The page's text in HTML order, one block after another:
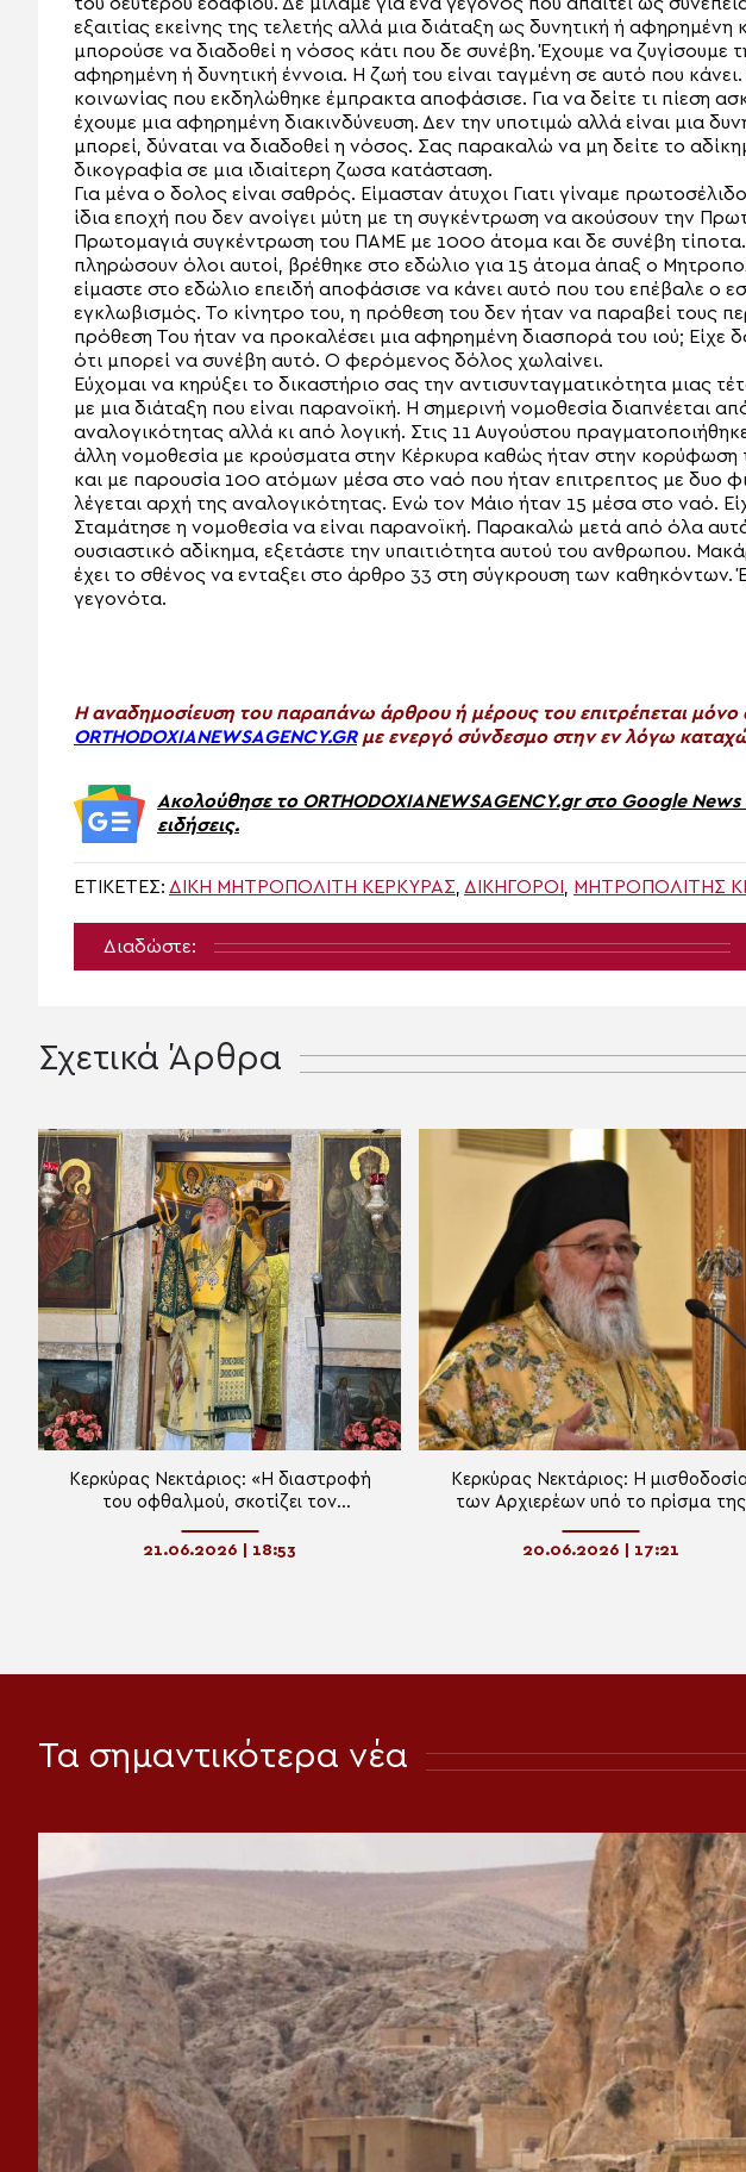
εξαιτίας εκείνης της τελετής αλλά μια διάταξη ως δυνητική ή αφηρημένη
μπορούσε να διαδοθεί η νόσος κάτι που δε συνέβη. Έχουμε να ζυγίσουμε
αφηρημένη ή δυνητική έννοια. Η ζωή του είναι ταγμένη σε αυτό που
κοινωνίας που εκδηλώθηκε έμπρακτα αποφάσισε. Για να δείτε τι πίεση
έχουμε μια αφηρημένη διακινδύνευση. Δεν την υποτιμώ αλλά είναι μια
μπορεί, δύναται να διαδοθεί η νόσος. Σας παρακαλώ να μη δείτε το
δικογραφία σε μια ιδιαίτερη ζωσα κατάσταση.
Για μένα ο δολος είναι σαθρός. Είμασταν άτυχοι Γιατι γίναμε
ίδια εποχή που δεν ανοίγει μύτη με τη συγκέντρωση να ακούσουν την
Πρωτομαγιά συγκέντρωση του ΠΑΜΕ με 1000 άτομα και δε συνέβη τίποτα.
πληρώσουν όλοι αυτοί, βρέθηκε στο εδώλιο για 15 άτομα άπαξ ο
είμαστε στο εδώλιο επειδή αποφάσισε να κάνει αυτό που του επέβαλε ο
εγκλωβισμός. Το κίνητρο του, η πρόθεση του δεν ήταν να παραβεί τους
πρόθεση Του ήταν να προκαλέσει μια αφηρημένη διασπορά του ιού; Είχε
ότι μπορεί να συνέβη αυτό. Ο φερόμενος δόλος χωλαίνει.
Εύχομαι να κηρύξει το δικαστήριο σας την αντισυνταγματικότητα μιας
με μια διάταξη που είναι παρανοϊκή. Η σημερινή νομοθεσία διαπνέεται
αναλογικότητας αλλά κι από λογική. Στις 11 Αυγούστου
άλλη νομοθεσία με κρούσματα στην Κέρκυρα καθώς ήταν στην κορύφωση
και με παρουσία 100 ατόμων μέσα στο ναό που ήταν επιτρεπτος με δυο
λέγεται αρχή της αναλογικότητας. Ενώ τον Μάιο ήταν 15 μέσα στο ναό.
Σταμάτησε η νομοθεσία να είναι παρανοϊκή. Παρακαλώ μετά από όλα
ουσιαστικό αδίκημα, εξετάστε την υπαιτιότητα αυτού του ανθρωπου.
έχει το σθένος να ενταξει στο άρθρο 33 στη σύγκρουση των καθηκόντων.
γεγονότα.
H αναδημοσίευση του παραπάνω άρθρου ή μέρους του επιτρέπεται
ORTHODOXIANEWSAGENCY.GRμε ενεργό σύνδεσμο στην εν λόγω
Ακολούθησε το ORTHODOXIANEWSAGENCY.gr στο Google
ειδήσεις.
ΕΤΙΚΈΤΕΣ: ΔΙΚΗ ΜΗΤΡΟΠΟΛΙΤΗ ΚΕΡΚΥΡΑΣ ΔΙΚΗΓΌΡΟΙ ΜΗΤΡΟΠΟΛΊΤΗΣ
Διαδώστε:
Σχετικά Άρθρα
Κερκύρας Νεκτάριος: «Η διαστροφή
του οφθαλμού, σκοτίζει τον
21.06.2026 | 18:53
Κερκύρας Νεκτάριος: Η
των Αρχιερέων υπό το πρίσμα της
20.06.2026 | 17:21
Τα σημαντικότερα νέα